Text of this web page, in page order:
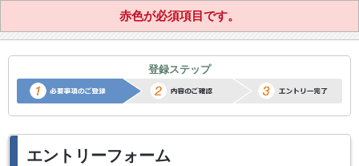
正社員転職サポートエントリー
登録ステップ
エントリーフォーム
赤色が必須項目です。